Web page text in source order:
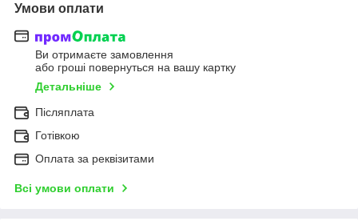
Умови оплати
Ви отримаєте замовлення
або гроші повернуться на вашу картку
Детальніше
Післяплата
Готівкою
Оплата за реквізитами
Всі умови оплати